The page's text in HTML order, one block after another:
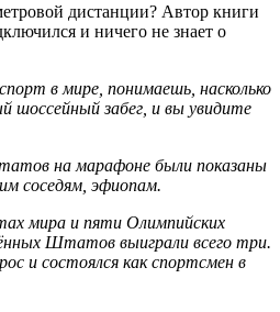
дистанции? Автор книги
и ничего не знает о
в мире, понимаешь, насколько
шоссейный забег, и вы увидите
на марафоне были показаны
соседям, эфиопам.
мира и пяти Олимпийских
Штатов выиграли всего три.
и состоялся как спортсмен в